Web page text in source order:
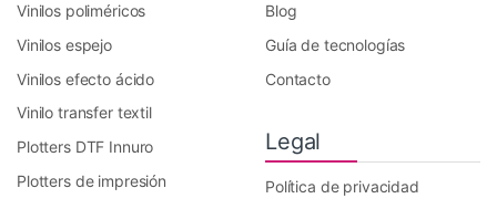
Vinilos poliméricos
Vinilos espejo
Vinilos efecto ácido
Vinilo transfer textil
Plotters DTF Innuro
Plotters de impresión
Blog
Guía de tecnologías
Contacto
Legal
Política de privacidad